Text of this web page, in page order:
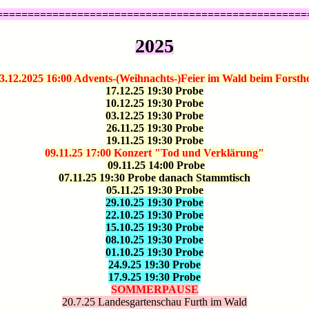
2025
16:00 Advents-(Weihnachts-)Feier im Wald beim
17.12.25 19:30 Probe
10.12.25 19:30 Probe
03.12.25 19:30 Probe
26.11.25 19:30 Probe
19.11.25 19:30 Probe
09.11.25 17:00 Konzert "Tod und Verklärung"
09.11.25 14:00 Probe
07.11.25 19:30 Probe danach Stammtisch
05.11.25 19:30 Probe
29.10.25 19:30 Probe
22.10.25 19:30 Probe
15.10.25 19:30 Probe
08.10.25 19:30 Probe
01.10.25 19:30 Probe
24.9.25 19:30 Probe
17.9.25 19:30 Probe
SOMMERPAUSE
20.7.25 Landesgartenschau Furth im Wald